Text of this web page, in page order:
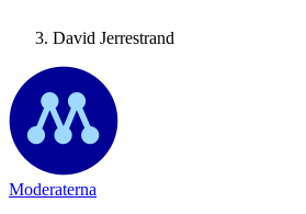
David Jerrestrand
Moderaterna